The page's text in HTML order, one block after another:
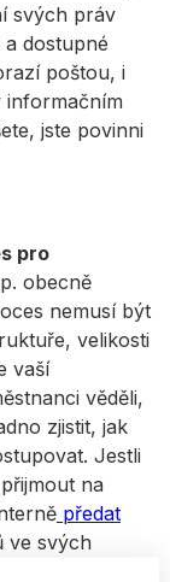
svých práv
dostupné
poštou, i
informačním
jste povinni
pro
obecně
nemusí být
velikosti
vaší
věděli,
zjistit, jak
Jestli
na
předat
ve svých